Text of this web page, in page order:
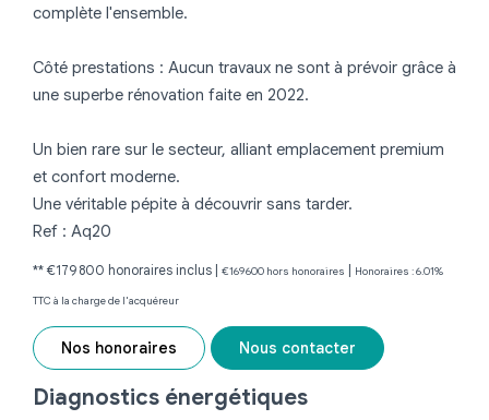
complète l'ensemble.
Côté prestations : Aucun travaux ne sont à prévoir grâce à
une superbe rénovation faite en 2022.
Un bien rare sur le secteur, alliant emplacement premium
et confort moderne.
Une véritable pépite à découvrir sans tarder.
Ref : Aq20
** €179 800 honoraires inclus | €169 600 hors honoraires | Honoraires : 6.01%
TTC à la charge de l'acquéreur
Nos honoraires Nous contacter
Diagnostics énergétiques